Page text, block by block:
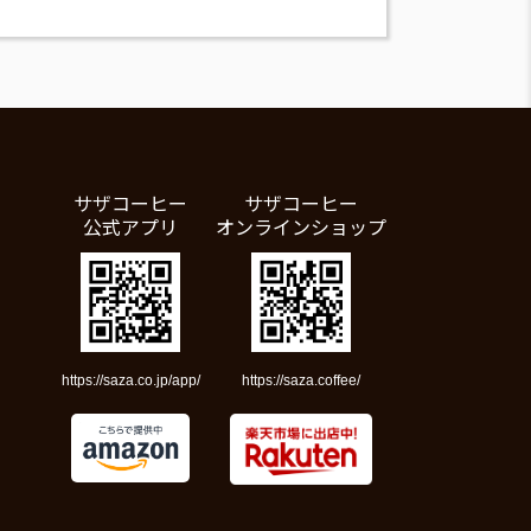
サザコーヒー
公式アプリ
https://saza.co.jp/app/
サザコーヒー
オンラインショップ
https://saza.coffee/